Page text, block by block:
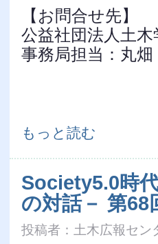
【お問合せ先】
公益社団法人土
事務局担当：
建設ロボット技術の実用化に向け
もっと読む
Society5.0時
の対話－ 第
投稿者： 土木広報セン